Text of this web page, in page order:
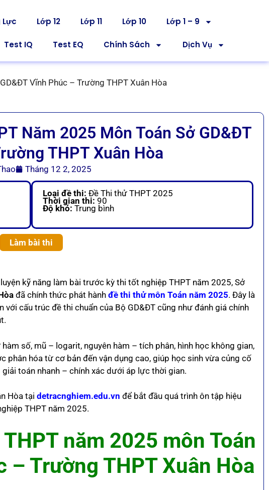
Lớp 12 Lớp 11 Lớp 10 Lớp 1 – 9
Test IQ Test EQ Chính Sách Dịch Vụ
Vĩnh Phúc – Trường THPT Xuân Hòa
Năm 2025 Môn Toán Sở GD&ĐT
THPT Xuân Hòa
Tháng 12 2, 2025
Loại đề thi: Đề Thi thử THPT 2025
Thời gian thi: 90
Độ khó: Trung bình
Làm bài thi
kỹ năng làm bài trước kỳ thi tốt nghiệp THPT năm 2025, Sở
đã chính thức phát hànhđề thi thử môn Toán năm 2025. Đây là
cấu trúc đề thi chuẩn của Bộ GD&ĐT cũng như đánh giá chính
số, mũ – logarit, nguyên hàm – tích phân, hình học không gian,
hóa từ cơ bản đến vận dụng cao, giúp học sinh vừa củng cố
toán nhanh – chính xác dưới áp lực thời gian.
Hòa tạidetracnghiem.edu.vn để bắt đầu quá trình ôn tập hiệu
THPT năm 2025.
năm 2025 môn Toán
– Trường THPT Xuân Hòa